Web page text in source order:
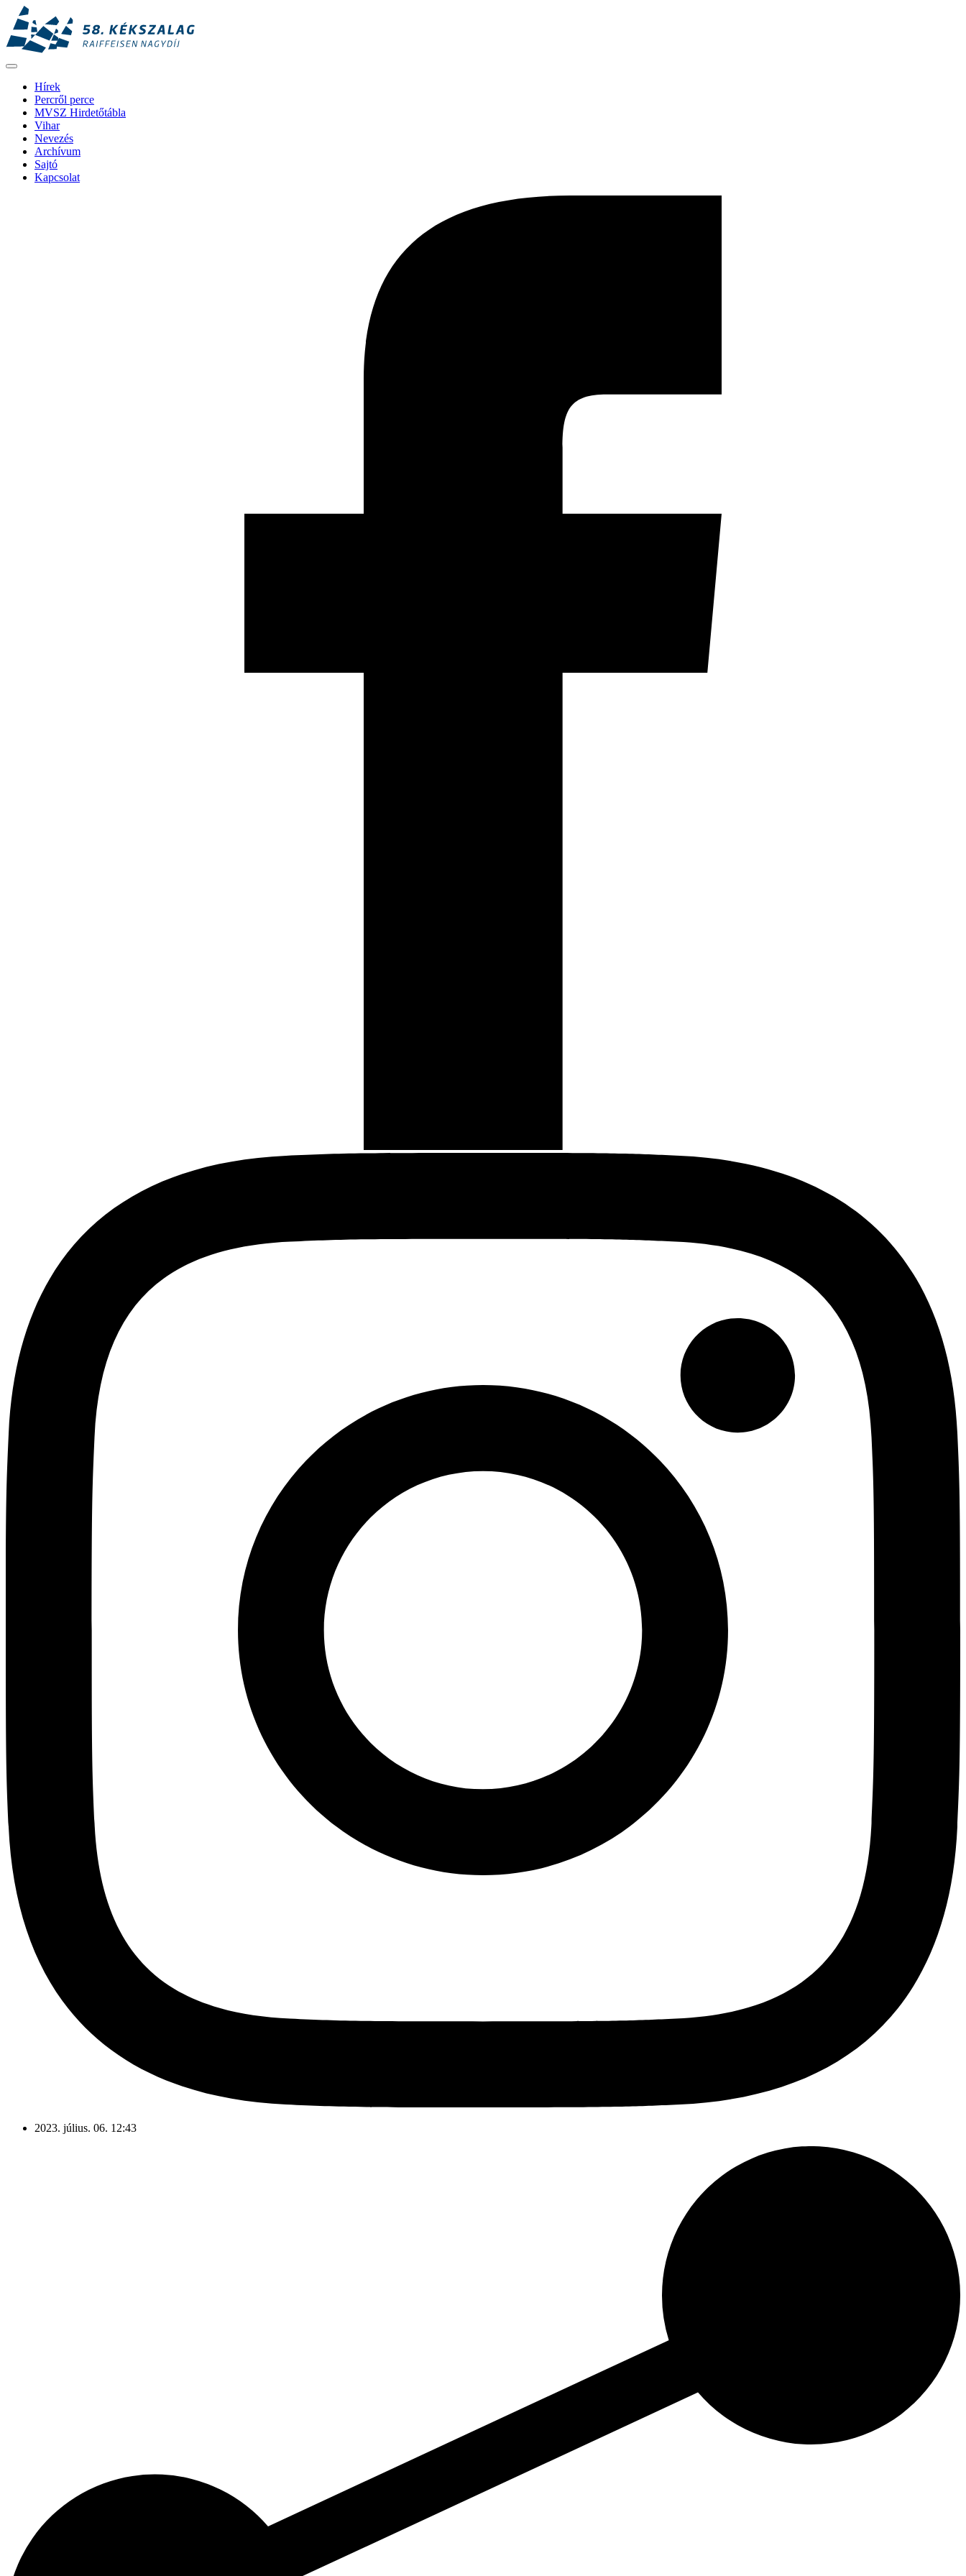
Hírek
Percről perce
MVSZ Hirdetőtábla
Vihar
Nevezés
Archívum
Sajtó
Kapcsolat
2023. július. 06. 12:43